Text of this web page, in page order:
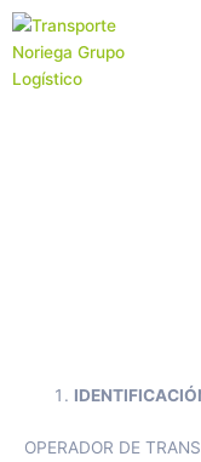
contenido
OPERADOR DE